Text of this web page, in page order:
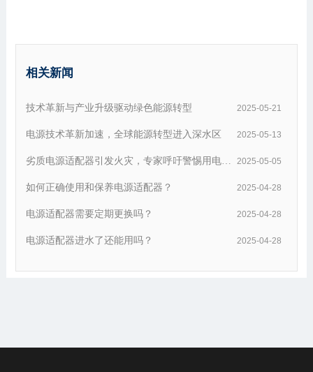
相关新闻
技术革新与产业升级驱动绿色能源转型 2025-05-21
电源技术革新加速，全球能源转型进入深水区 2025-05-13
劣质电源适配器引发火灾，专家呼吁警惕用电安
全
2025-05-05
如何正确使用和保养电源适配器？ 2025-04-28
电源适配器需要定期更换吗？ 2025-04-28
电源适配器进水了还能用吗？ 2025-04-28